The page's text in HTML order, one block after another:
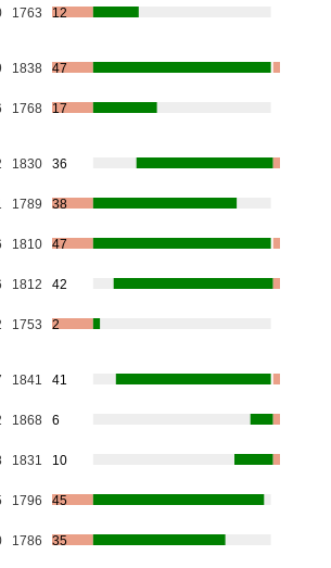
1763 12
1838 47
1768 17
1830 36
1789 38
1810 47
1812 42
1753 2
1841 41
1868 6
1831 10
1796 45
1786 35